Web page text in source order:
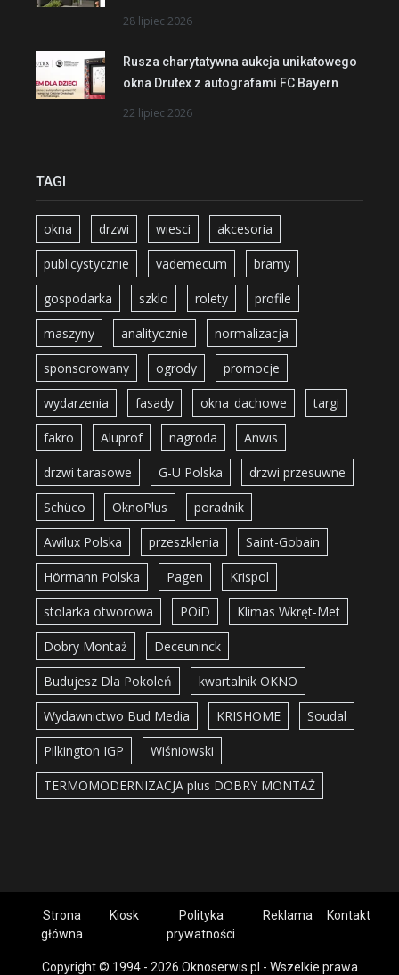
28 lipiec 2026
Rusza charytatywna aukcja unikatowego
okna Drutex z autografami FC Bayern
22 lipiec 2026
TAGI
okna drzwi wiesci akcesoria
publicystycznie vademecum bramy
gospodarka szklo rolety profile
maszyny analitycznie normalizacja
sponsorowany ogrody promocje
wydarzenia fasady okna_dachowe targi
fakro Aluprof nagroda Anwis
drzwi tarasowe G-U Polska drzwi przesuwne
Schüco OknoPlus poradnik
Awilux Polska przeszklenia Saint-Gobain
Hörmann Polska Pagen Krispol
stolarka otworowa POiD Klimas Wkręt-Met
Dobry Montaż Deceuninck
Budujesz Dla Pokoleń kwartalnik OKNO
Wydawnictwo Bud Media KRISHOME Soudal
Pilkington IGP Wiśniowski
TERMOMODERNIZACJA plus DOBRY MONTAŻ
Strona
główna
Kiosk
Polityka
prywatności
Reklama Kontakt
Copyright © 1994 - 2026 Oknoserwis.pl - Wszelkie prawa